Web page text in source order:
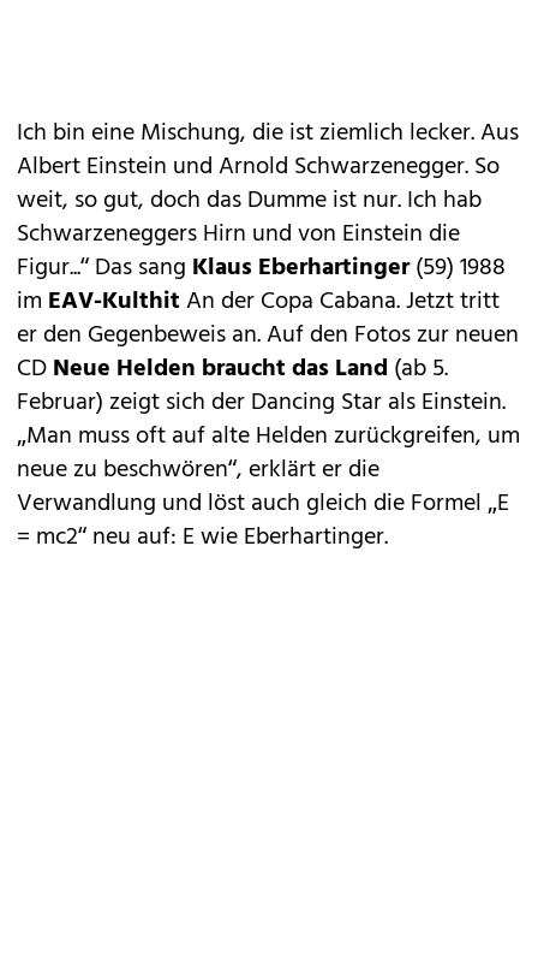
Ich bin eine Mischung, die ist ziemlich lecker. Aus
Albert Einstein und Arnold Schwarzenegger. So
weit, so gut, doch das Dumme ist nur. Ich hab
Schwarzeneggers Hirn und von Einstein die
Figur...“ Das sang Klaus Eberhartinger(59) 1988
im EAV-KulthitAn der Copa Cabana. Jetzt tritt
er den Gegenbeweis an. Auf den Fotos zur neuen
CDNeue Helden braucht das Land (ab 5.
Februar) zeigt sich der Dancing Star als Einstein.
„Man muss oft auf alte Helden zurückgreifen, um
neue zu beschwören“, erklärt er die
Verwandlung und löst auch gleich die Formel „E
= mc2“ neu auf: E wie Eberhartinger.